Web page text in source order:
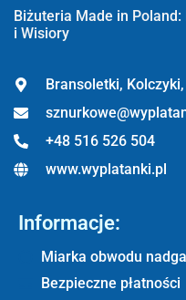
Biżuteria Made in
i Wisiory
Bransoletki,
+48 516 526 504
www.wyplatanki.pl
Informacje:
Miarka obwodu
Bezpieczne płatności